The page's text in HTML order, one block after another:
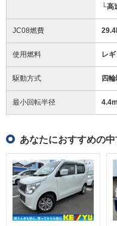
└高
JC08燃費
使用燃料 レ
駆動方式 四輪
最小回転半径 4.4m
あなたにおすすめの